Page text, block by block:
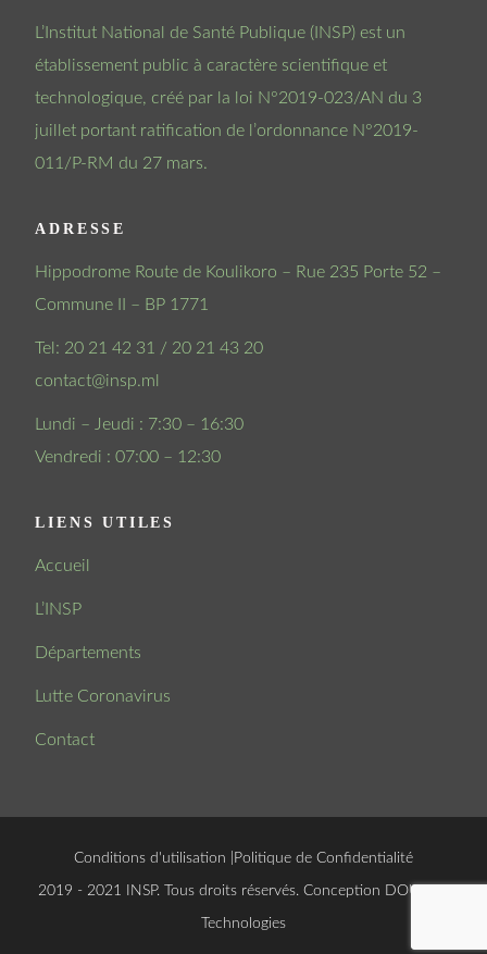
L’Institut National de Santé Publique (INSP) est un
établissement public à caractère scientifique et
technologique, créé par la loi N°2019-023/AN du 3
juillet portant ratification de l’ordonnance N°2019-
011/P-RM du 27 mars.
ADRESSE
Hippodrome Route de Koulikoro – Rue 235 Porte 52 –
Commune II – BP 1771
Tel: 20 21 42 31 / 20 21 43 20
contact@insp.ml
Lundi – Jeudi : 7:30 – 16:30
Vendredi : 07:00 – 12:30
LIENS UTILES
Accueil
L’INSP
Départements
Lutte Coronavirus
Contact
Conditions d'utilisation Politique de Confidentialité
© 2019 - 2021 INSP. Tous droits réservés. Conception DOUCSOFT
Technologies